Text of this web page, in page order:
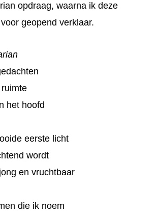
opdraag, waarna ik deze
geopend verklaar.
het hoofd
eerste licht
wordt
en vruchtbaar
die ik noem